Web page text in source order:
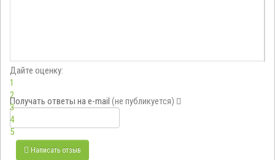
Дайте оценку:
1
2
3
4
5
Получать ответы на e-mail (не публикуется)
Написать отзыв